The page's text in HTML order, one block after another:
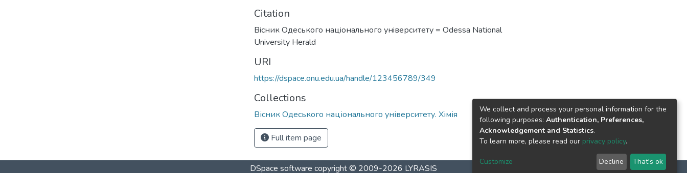
Citation
Вiсник Одеського нацiонального унiверситету = Odessa National
University Herald
URI
https://dspace.onu.edu.ua/handle/123456789/349
Collections
Вісник Одеського національного університету. Хімія
Full item page
DSpace software copyright © 2009-2026 LYRASIS
We collect and process your personal information for the
following purposes: Authentication, Preferences,
Acknowledgement and Statistics.
To learn more, please read our privacy policy.
Customize Decline That's ok